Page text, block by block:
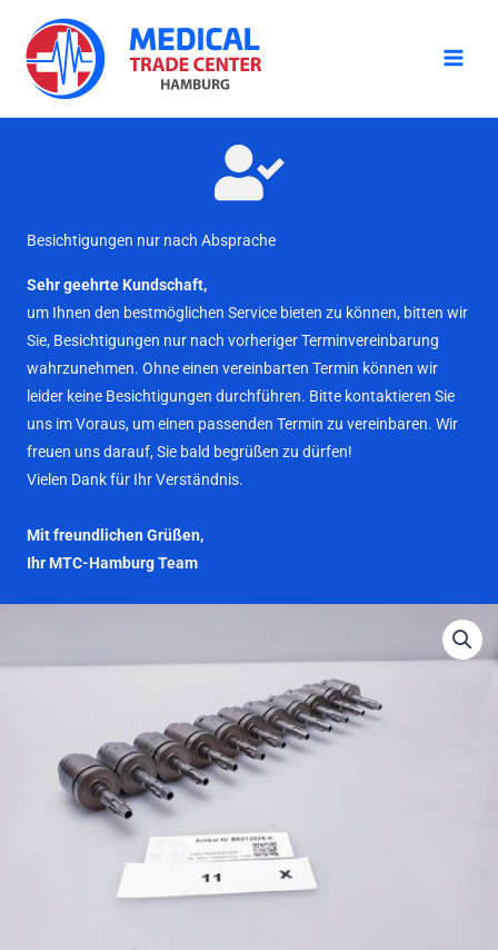
Inhalt
springen
Besichtigungen nur nach Absprache
Sehr geehrte Kundschaft,
um Ihnen den bestmöglichen Service bieten zu können, bitten wir
Sie, Besichtigungen nur nach vorheriger Terminvereinbarung
wahrzunehmen. Ohne einen vereinbarten Termin können wir
leider keine Besichtigungen durchführen. Bitte kontaktieren Sie
uns im Voraus, um einen passenden Termin zu vereinbaren. Wir
freuen uns darauf, Sie bald begrüßen zu dürfen!
Vielen Dank für Ihr Verständnis.
Mit freundlichen Grüßen,
Ihr MTC-Hamburg Team